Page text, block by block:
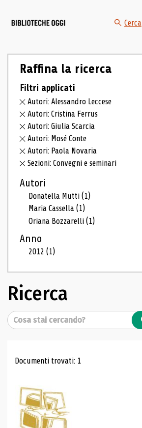
Cerca
Raffina la ricerca
Filtri applicati
Autori: Alessandro Leccese
Autori: Cristina Ferrus
Autori: Giulia Scarcia
Autori: Mosé Conte
Autori: Paola Novaria
Sezioni: Convegni e seminari
Autori
Donatella Mutti(1)
Maria Cassella(1)
Oriana Bozzarelli(1)
Anno
2012(1)
Ricerca
Cerca
Risultati di ricerca
Documenti trovati: 1